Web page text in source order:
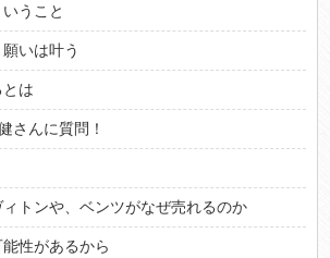
うこと
いは叶う
は
さんに質問！
トンや、ベンツがなぜ売れるのか
性があるから